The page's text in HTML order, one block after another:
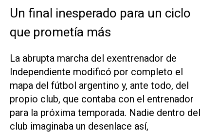
Un final inesperado para un ciclo
que prometía más
La abrupta marcha del exentrenador de
Independiente modificó por completo el
mapa del fútbol argentino y, ante todo, del
propio club, que contaba con el entrenador
para la próxima temporada. Nadie dentro del
club imaginaba un desenlace así,